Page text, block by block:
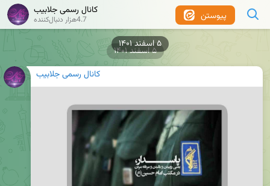
۵ اسفند ۱۴۰۱
پیوستن کانال رسمی جلابیب
4.7هزار دنبال‌کننده
کانال رسمی جلابیب
۵ اسفند ۱۴۰۱